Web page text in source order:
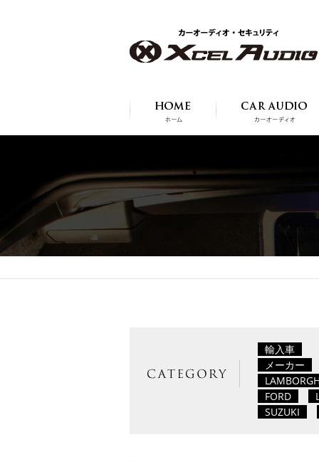
輸入車
メーカー
FORD
SUZUKI